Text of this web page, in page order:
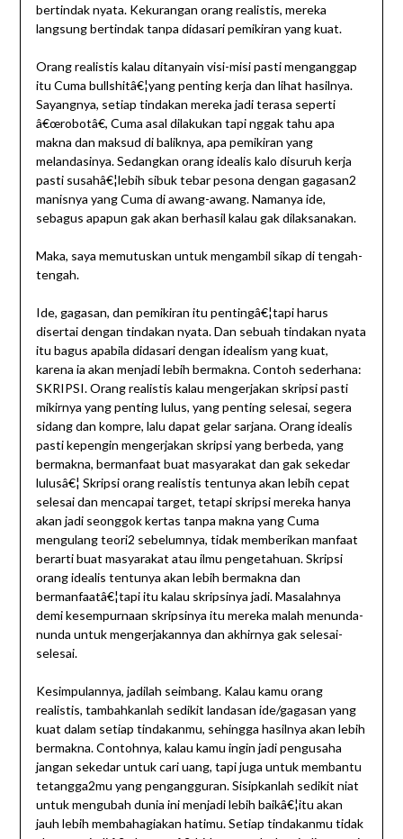
bertindak nyata. Kekurangan orang realistis, mereka
langsung bertindak tanpa didasari pemikiran yang kuat.
Orang realistis kalau ditanyain visi-misi pasti menganggap
itu Cuma bullshitâ€¦yang penting kerja dan lihat hasilnya.
Sayangnya, setiap tindakan mereka jadi terasa seperti
â€œrobotâ€, Cuma asal dilakukan tapi nggak tahu apa
makna dan maksud di baliknya, apa pemikiran yang
melandasinya. Sedangkan orang idealis kalo disuruh kerja
pasti susahâ€¦lebih sibuk tebar pesona dengan gagasan2
manisnya yang Cuma di awang-awang. Namanya ide,
sebagus apapun gak akan berhasil kalau gak dilaksanakan.
Maka, saya memutuskan untuk mengambil sikap di tengah-
tengah.
Ide, gagasan, dan pemikiran itu pentingâ€¦tapi harus
disertai dengan tindakan nyata. Dan sebuah tindakan nyata
itu bagus apabila didasari dengan idealism yang kuat,
karena ia akan menjadi lebih bermakna. Contoh sederhana:
SKRIPSI. Orang realistis kalau mengerjakan skripsi pasti
mikirnya yang penting lulus, yang penting selesai, segera
sidang dan kompre, lalu dapat gelar sarjana. Orang idealis
pasti kepengin mengerjakan skripsi yang berbeda, yang
bermakna, bermanfaat buat masyarakat dan gak sekedar
lulusâ€¦ Skripsi orang realistis tentunya akan lebih cepat
selesai dan mencapai target, tetapi skripsi mereka hanya
akan jadi seonggok kertas tanpa makna yang Cuma
mengulang teori2 sebelumnya, tidak memberikan manfaat
berarti buat masyarakat atau ilmu pengetahuan. Skripsi
orang idealis tentunya akan lebih bermakna dan
bermanfaatâ€¦tapi itu kalau skripsinya jadi. Masalahnya
demi kesempurnaan skripsinya itu mereka malah menunda-
nunda untuk mengerjakannya dan akhirnya gak selesai-
selesai.
Kesimpulannya, jadilah seimbang. Kalau kamu orang
realistis, tambahkanlah sedikit landasan ide/gagasan yang
kuat dalam setiap tindakanmu, sehingga hasilnya akan lebih
bermakna. Contohnya, kalau kamu ingin jadi pengusaha
jangan sekedar untuk cari uang, tapi juga untuk membantu
tetangga2mu yang pengangguran. Sisipkanlah sedikit niat
untuk mengubah dunia ini menjadi lebih baikâ€¦itu akan
jauh lebih membahagiakan hatimu. Setiap tindakanmu tidak